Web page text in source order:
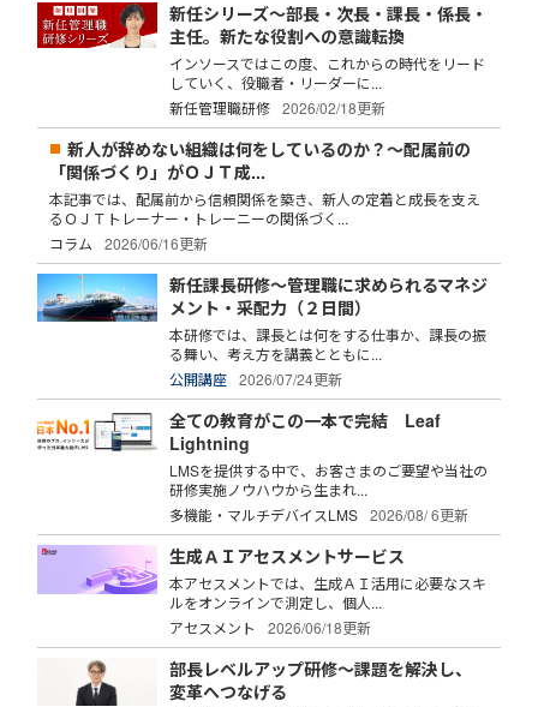
新任シリーズ～部長・次長・課長・係長・
主任。新たな役割への意識転換
インソースではこの度、これからの時代をリード
していく、役職者・リーダーに...
新任管理職研修
2026/02/18更新
新人が辞めない組織は何をしているのか？～配属前の
「関係づくり」がＯＪＴ成...
本記事では、配属前から信頼関係を築き、新人の定着と成長を支え
るＯＪＴトレーナー・トレーニーの関係づく...
コラム
2026/06/16更新
新任課長研修～管理職に求められるマネジ
メント・采配力（２日間）
本研修では、課長とは何をする仕事か、課長の振
る舞い、考え方を講義とともに...
公開講座
2026/07/24更新
全ての教育がこの一本で完結 Leaf
Lightning
LMSを提供する中で、お客さまのご要望や当社の
研修実施ノウハウから生まれ...
多機能・マルチデバイスLMS
2026/08/ 6更新
生成ＡＩアセスメントサービス
本アセスメントでは、生成ＡＩ活用に必要なスキ
ルをオンラインで測定し、個人...
アセスメント
2026/06/18更新
部長レベルアップ研修～課題を解決し、
変革へつなげる